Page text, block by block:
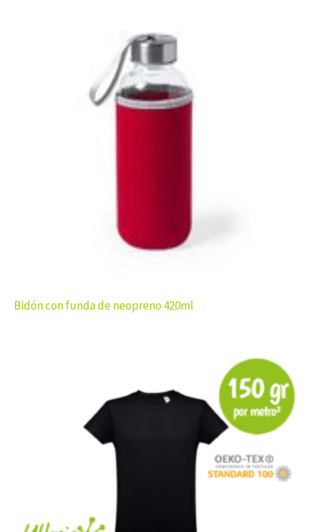
Bidón con funda de neopreno 420ml